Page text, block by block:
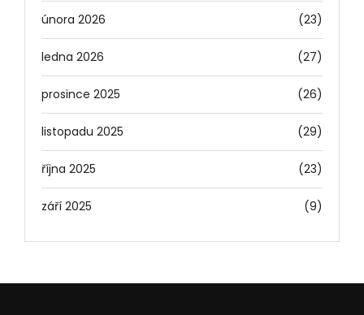
února 2026 (23)
ledna 2026 (27)
prosince 2025 (26)
listopadu 2025 (29)
října 2025 (23)
září 2025 (9)